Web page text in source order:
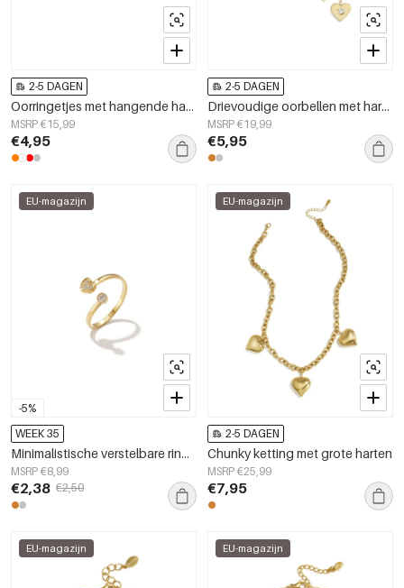
2-5 DAGEN
Oorringetjes met hangende harten en steentje in hartvorm
MSRP €15,99
€4,95
2-5 DAGEN
Drievoudige oorbellen met hart hangers en parel
MSRP €19,99
€5,95
-5%
EU-magazijn
WEEK 35
Minimalistische verstelbare ring met steentjes en hart
MSRP €8,99
€2,38 €2,50
EU-magazijn
2-5 DAGEN
Chunky ketting met grote harten
MSRP €25,99
€7,95
EU-magazijn EU-magazijn